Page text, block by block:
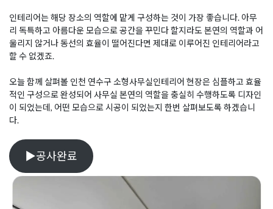
인테리어는 해당 장소의 역할에 맡게 구성하는 것이 가장 좋습니다. 아무
리 독특하고 아름다운 모습으로 공간을 꾸민다 할지라도 본연의 역할과 어
울리지 않거나 동선의 효율이 떨어진다면 제대로 이루어진 인테리어라고
할 수 없겠죠.
오늘 함께 살펴볼 인천 연수구 소형사무실인테리어 현장은 심플하고 효율
적인 구성으로 완성되어 사무실 본연의 역할을 충실히 수행하도록 디자인
이 되었는데, 어떤 모습으로 시공이 되었는지 한번 살펴보도록 하겠습니
다.
▶공사완료